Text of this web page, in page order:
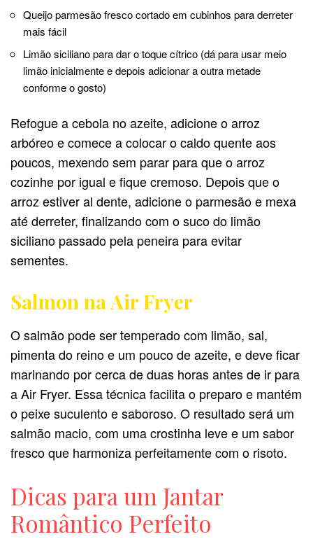
Queijo parmesão fresco cortado em cubinhos para derreter
mais fácil
Limão siciliano para dar o toque cítrico (dá para usar meio
limão inicialmente e depois adicionar a outra metade
conforme o gosto)
Refogue a cebola no azeite, adicione o arroz
arbóreo e comece a colocar o caldo quente aos
poucos, mexendo sem parar para que o arroz
cozinhe por igual e fique cremoso. Depois que o
arroz estiver al dente, adicione o parmesão e mexa
até derreter, finalizando com o suco do limão
siciliano passado pela peneira para evitar
sementes.
Salmon na Air Fryer
O salmão pode ser temperado com limão, sal,
pimenta do reino e um pouco de azeite, e deve ficar
marinando por cerca de duas horas antes de ir para
a Air Fryer. Essa técnica facilita o preparo e mantém
o peixe suculento e saboroso. O resultado será um
salmão macio, com uma crostinha leve e um sabor
fresco que harmoniza perfeitamente com o risoto.
Dicas para um Jantar
Romântico Perfeito